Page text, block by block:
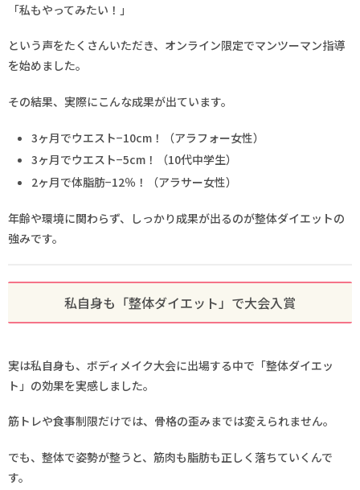
「私もやってみたい！」
という声をたくさんいただき、オンライン限定でマンツーマン指導
を始めました。
その結果、実際にこんな成果が出ています。
3ヶ月でウエスト−10cm！（アラフォー女性）
3ヶ月でウエスト−5cm！（10代中学生）
2ヶ月で体脂肪−12％！（アラサー女性）
年齢や環境に関わらず、しっかり成果が出るのが整体ダイエットの
強みです。
私自身も「整体ダイエット」で大会入賞
実は私自身も、ボディメイク大会に出場する中で「整体ダイエッ
ト」の効果を実感しました。
筋トレや食事制限だけでは、骨格の歪みまでは変えられません。
でも、整体で姿勢が整うと、筋肉も脂肪も正しく落ちていくんで
す。